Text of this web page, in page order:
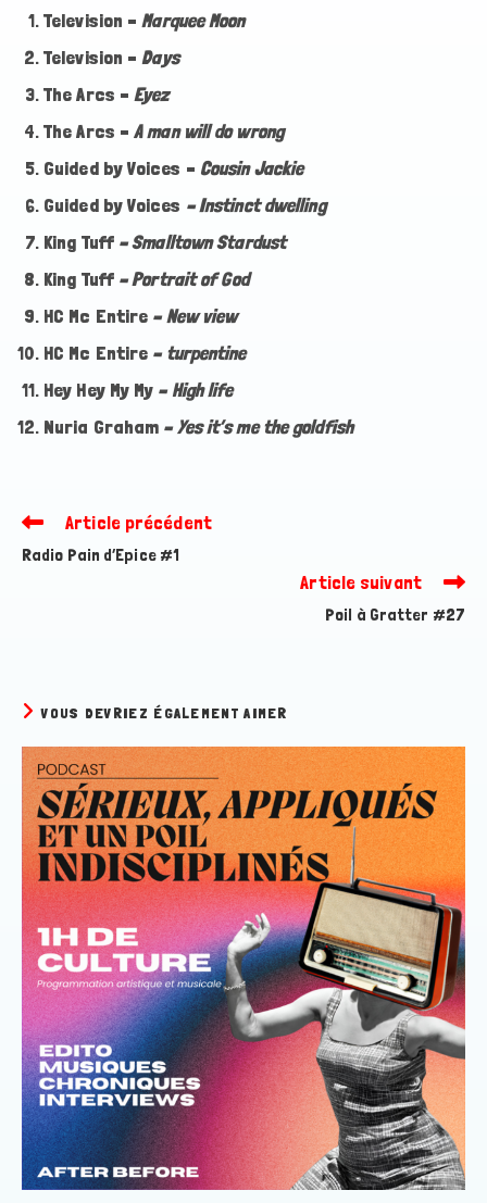
Television –Marquee Moon
Television – Days
The Arcs – Eyez
The Arcs – A man will do wrong
Guided by Voices – Cousin Jackie
Guided by Voices – Instinct dwelling
King Tuff– Smalltown Stardust
King Tuff– Portrait of God
HC Mc Entire – New view
HC Mc Entire – turpentine
Hey Hey My My – High life
Nuria Graham – Yes it’s me the goldfish
Read
articles
Article précédent
Radio Pain d’Epice #1
Article suivant
Poil à Gratter #27
VOUS DEVRIEZ ÉGALEMENT AIMER